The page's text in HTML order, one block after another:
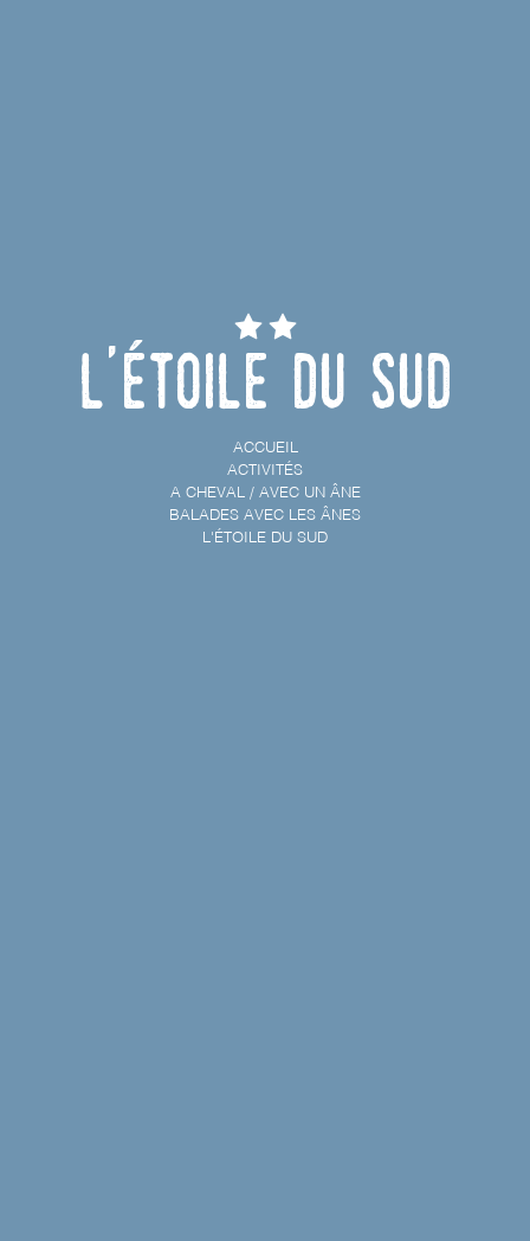
L'étoile du Sud
ACCUEIL
ACTIVITÉS
A CHEVAL / AVEC UN ÂNE
BALADES AVEC LES ÂNES
L'ÉTOILE DU SUD